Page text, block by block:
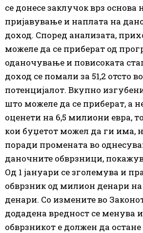
се донесе заклучок врз основа
пријавување и наплата на
доход. Според анализата,
можеле да се приберат од
оданочување и повисоката
доход се помали за 51,2 отсто
потенцијалот. Вкупно
што можеле да се приберат, а
оценети на 6,5 милиони евра,
кои буџетот можел да ги има,
поради промената во
даночните обврзници,
Од 1 јануари се зголемува и
обврзник од милион денари
денари. Со измените во
додадена вредност се менува
обврзникот е должен да